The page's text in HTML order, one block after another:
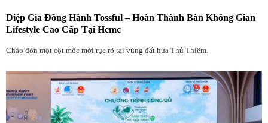
Diệp Gia Đồng Hành Tossful – Hoàn Thành Bàn Không Gian
Lifestyle Cao Cấp Tại Hcmc
Chào đón một cột mốc mới rực rỡ tại vùng đất hứa Thủ Thiêm.